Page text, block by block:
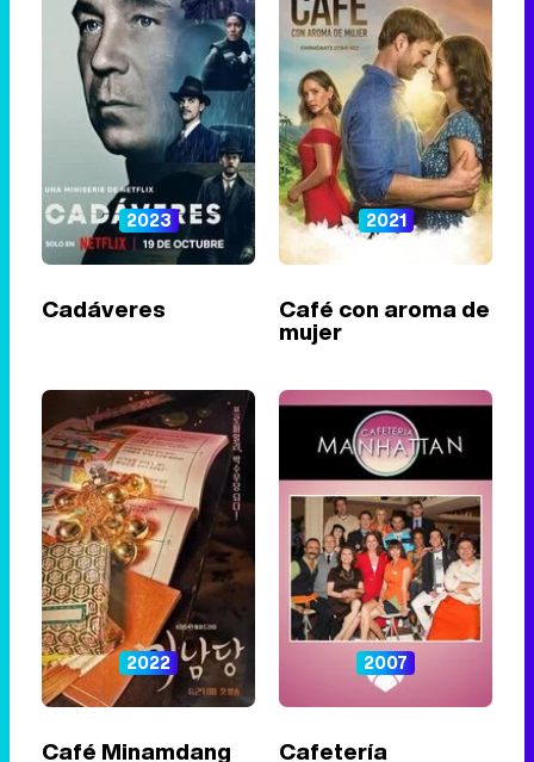
2023
Cadáveres
2021
Café con aroma de
mujer
2022
Café Minamdang
2007
Cafetería